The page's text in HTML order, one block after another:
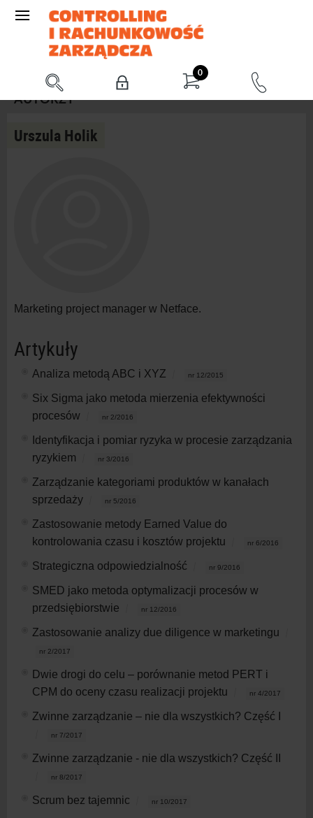
0
AUTORZY
Urszula Holik
Marketing project manager w Netface.
Artykuły
Analiza metodą ABC i XYZ nr 12/2015
Six Sigma jako metoda mierzenia efektywności
procesów
nr 2/2016
Identyfikacja i pomiar ryzyka w procesie zarządzania
ryzykiem
nr 3/2016
Zarządzanie kategoriami produktów w kanałach
sprzedaży
nr 5/2016
Zastosowanie metody Earned Value do
kontrolowania czasu i kosztów projektu
nr 6/2016
Strategiczna odpowiedzialność nr 9/2016
SMED jako metoda optymalizacji procesów w
przedsiębiorstwie
nr 12/2016
Zastosowanie analizy due diligence w marketingu
nr 2/2017
Dwie drogi do celu – porównanie metod PERT i
CPM do oceny czasu realizacji projektu
nr 4/2017
Zwinne zarządzanie – nie dla wszystkich? Część I
nr 7/2017
Zwinne zarządzanie - nie dla wszystkich? Część II
nr 8/2017
Scrum bez tajemnic nr 10/2017